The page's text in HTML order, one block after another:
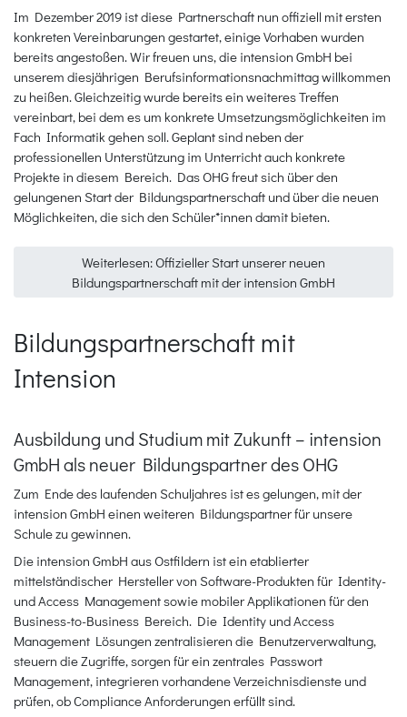
Im Dezember 2019 ist diese Partnerschaft nun offiziell mit ersten
konkreten Vereinbarungen gestartet, einige Vorhaben wurden
bereits angestoßen. Wir freuen uns, die intension GmbH bei
unserem diesjährigen Berufsinformationsnachmittag willkommen
zu heißen. Gleichzeitig wurde bereits ein weiteres Treffen
vereinbart, bei dem es um konkrete Umsetzungsmöglichkeiten im
Fach Informatik gehen soll. Geplant sind neben der
professionellen Unterstützung im Unterricht auch konkrete
Projekte in diesem Bereich. Das OHG freut sich über den
gelungenen Start der Bildungspartnerschaft und über die neuen
Möglichkeiten, die sich den Schüler*innen damit bieten.
Weiterlesen: Offizieller Start unserer neuen
Bildungspartnerschaft mit der intension GmbH
Bildungspartnerschaft mit
Intension
Ausbildung und Studium mit Zukunft – intension
GmbH als neuer Bildungspartner des OHG
Zum Ende des laufenden Schuljahres ist es gelungen, mit der
intension GmbH einen weiteren Bildungspartner für unsere
Schule zu gewinnen.
Die intension GmbH aus Ostfildern ist ein etablierter
mittelständischer Hersteller von Software-Produkten für Identity-
und Access Management sowie mobiler Applikationen für den
Business-to-Business Bereich. Die Identity und Access
Management Lösungen zentralisieren die Benutzerverwaltung,
steuern die Zugriffe, sorgen für ein zentrales Passwort
Management, integrieren vorhandene Verzeichnisdienste und
prüfen, ob Compliance Anforderungen erfüllt sind.